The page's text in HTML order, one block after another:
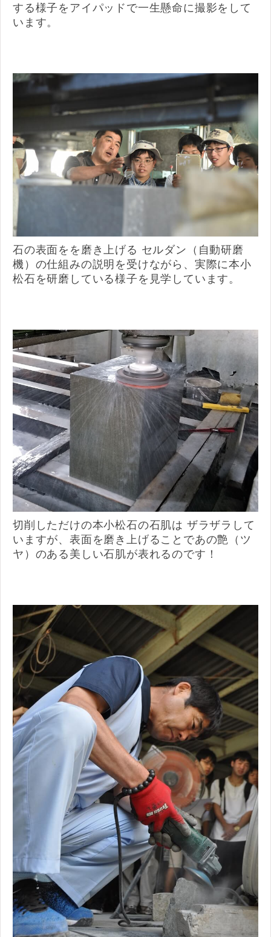
する様子をアイパッドで一生懸命に撮影をして
います。
石の表面をを磨き上げる セルダン（自動研磨
機）の仕組みの説明を受けながら、実際に本小
松石を研磨している様子を見学しています。
切削しただけの本小松石の石肌は ザラザラして
いますが、表面を磨き上げることであの艶（ツ
ヤ）のある美しい石肌が表れるのです！